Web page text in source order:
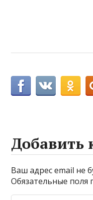
Добавить
Ваш адрес email не
Обязательные